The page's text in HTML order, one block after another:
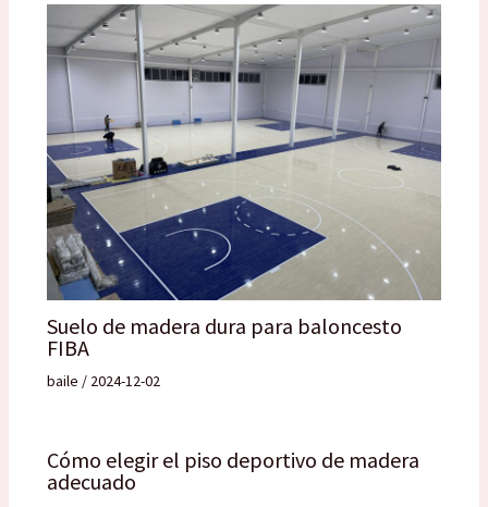
Suelo de madera dura para baloncesto
FIBA
baile / 2024-12-02
Cómo elegir el piso deportivo de madera
adecuado